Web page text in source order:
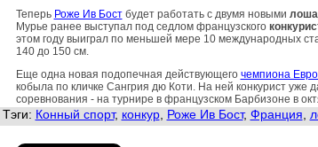
Теперь Роже Ив Бостбудет работать с двумя новыми
Мурье ранее выступал под седлом французского
этом году выиграл по меньшей мере 10 международных
140 до 150 см.
Еще одна новая подопечная действующего чемпиона
кобыла по кличке Сангрия дю Коти. На ней конкурист уже
соревнования - на турнире в французском Барбизоне в
Тэги: Конный спорт, конкур, Роже Ив Бост, Франция